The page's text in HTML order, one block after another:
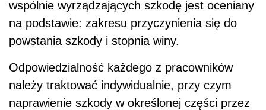
wspólnie wyrządzających szkodę jest oceniany
na podstawie: zakresu przyczynienia się do
powstania szkody i stopnia winy.
Odpowiedzialność każdego z pracowników
należy traktować indywidualnie, przy czym
naprawienie szkody w określonej części przez